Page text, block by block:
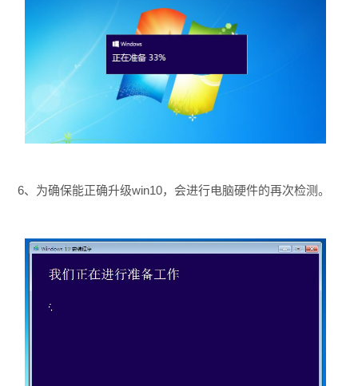
6、为确保能正确升级win10，会进行电脑硬件的再次检测。